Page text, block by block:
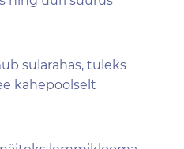
sularahas, tuleks
kahepoolselt